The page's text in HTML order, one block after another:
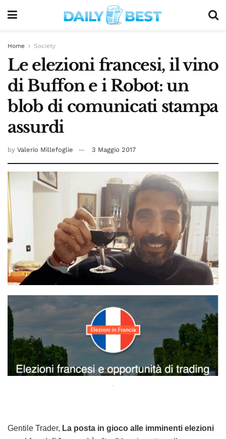
Home Society
Le elezioni francesi, il vino
di Buffon e i Robot: un
blob di comunicati stampa
assurdi
by Valerio Millefoglie 3 Maggio 2017
.
Gentile Trader, La posta in gioco alle imminenti elezioni